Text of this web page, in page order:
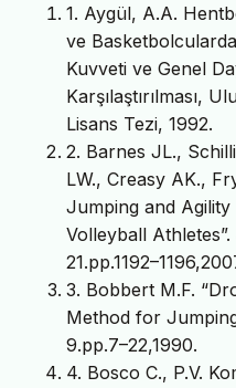
1. Aygül, A.A.
ve
Kuvveti ve Genel
Karşılaştırılması,
Lisans Tezi, 1992.
2. Barnes JL.,
LW., Creasy AK.,
Jumping and
Volleyball
3. Bobbert M.F.
Method for
9.pp.7–22,1990.
4. Bosco C., P.V.